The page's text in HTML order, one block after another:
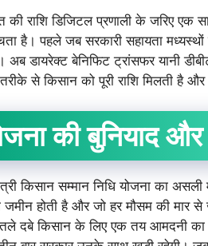
की राशि डिजिटल प्रणाली के जरिए एक
है। पहले जब सरकारी सहायता मध्यस्थों
डायरेक्ट बेनिफिट ट्रांसफर यानी
तरीके से किसान को पूरी राशि मिलती
की बुनियाद और
किसान सम्मान निधि योजना का
जमीन होती है और जो हर मौसम की
दबे किसान के लिए एक तय आमदनी का